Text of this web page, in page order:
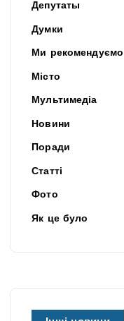
Депутаты
Думки
Ми рекомендуємо
Місто
Мультимедіа
Новини
Поради
Статті
Фото
Як це було